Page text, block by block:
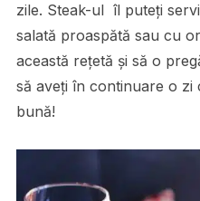
zile. Steak-ul îl puteți
salată proaspătă sau cu
această rețetă și să o
să aveți în continuare o zi
bună!